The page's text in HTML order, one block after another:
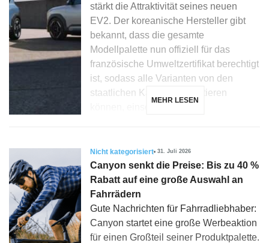
stärkt die Attraktivität seines neuen
EV2. Der koreanische Hersteller gibt
bekannt, dass die gesamte
Modellpalette nun offiziell für das
französische Umweltzertifikat berechtigt
ist, sodass alle Varianten von den
staatlichen Kaufhilfen profitieren
MEHR LESEN
Nicht kategorisiert 31. Juli 2026
Canyon senkt die Preise: Bis zu 40 %
Rabatt auf eine große Auswahl an
Fahrrädern
Gute Nachrichten für Fahrradliebhaber:
Canyon startet eine große Werbeaktion
für einen Großteil seiner Produktpalette.